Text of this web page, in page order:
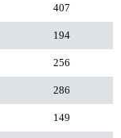
407
194
256
286
149